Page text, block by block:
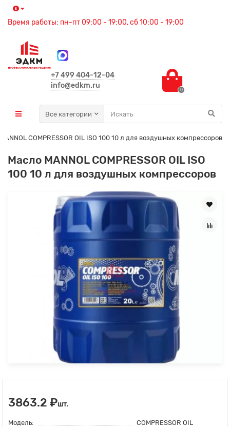
Время работы: пн-пт 09:00 - 19:00, сб 10:00 - 19:00
+7 499 404-12-04
info@edkm.ru
0
Все категории
COMPRESSOR OIL ISO 100 10 л для воздушных компрессоров
Масло MANNOL COMPRESSOR OIL ISO
100 10 л для воздушных компрессоров
3863.2 ₽шт.
Модель:
COMPRESSOR OIL